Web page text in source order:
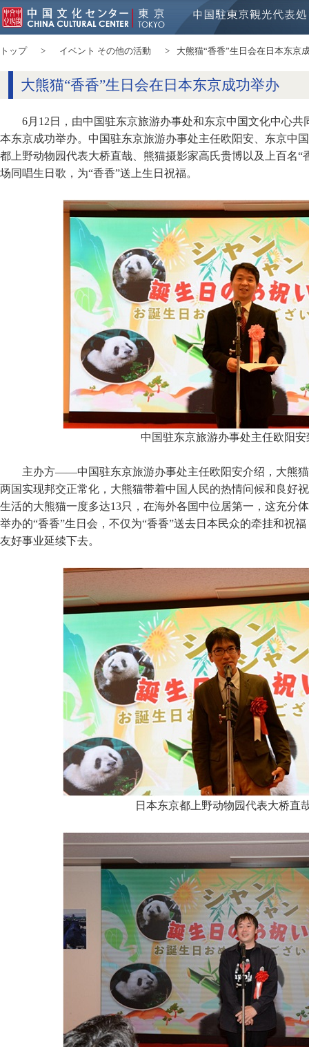
トップ イベント その他の活動 大熊猫“香香”生日会在日本东京
大熊猫“香香”生日会在日本东京成功举办
6月12日，由中国驻东京旅游办事处和东京中国文化中心共
本东京成功举办。中国驻东京旅游办事处主任欧阳安、东京中
都上野动物园代表大桥直哉、熊猫摄影家高氏贵博以及上百名“
场同唱生日歌，为“香香”送上生日祝福。
中国驻东京旅游办事处主任欧阳安
主办方——中国驻东京旅游办事处主任欧阳安介绍，大熊
两国实现邦交正常化，大熊猫带着中国人民的热情问候和良好
生活的大熊猫一度多达13只，在海外各国中位居第一，这充分
举办的“香香”生日会，不仅为“香香”送去日本民众的牵挂和祝
友好事业延续下去。
日本东京都上野动物园代表大桥直